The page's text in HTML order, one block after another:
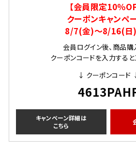
【会員限定10％
クーポンキャンペ
8/7(金)～8/16(日
会員ログイン後、商品
クーポンコードを入力すると
↓ クーポンコード
キャンペーン詳細は
こちら